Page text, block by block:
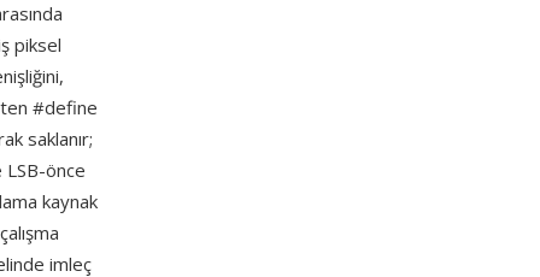
piksel
#define
saklanır;
önce
kaynak
imleç